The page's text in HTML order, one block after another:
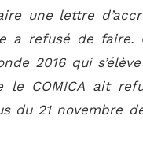
une lettre
a refusé de
2016 qui
COMICA ait
du 21 novembre